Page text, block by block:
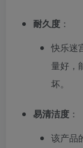
耐久度 ：
快乐迷
量好，
坏。
易清洁度 ：
该产品